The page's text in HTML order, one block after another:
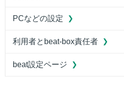
PCなどの設定
利用者とbeat-box責任者
beat設定ページ